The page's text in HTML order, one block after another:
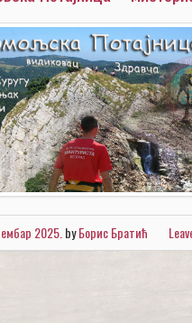
2025. byБорис Братић